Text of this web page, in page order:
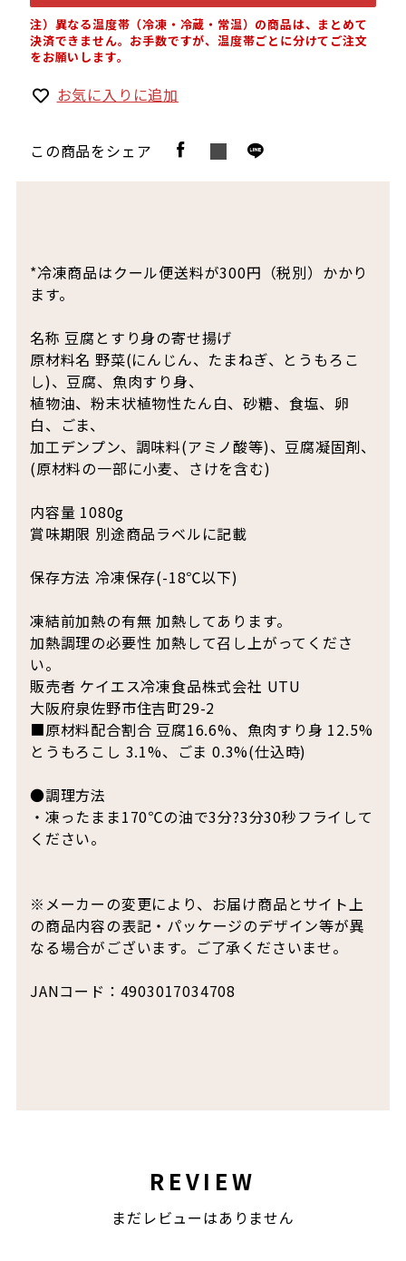
注）異なる温度帯（冷凍・冷蔵・常温）の商品は、まとめて
決済できません。お手数ですが、温度帯ごとに分けてご注文
をお願いします。
お気に入りに追加
この商品をシェア
*冷凍商品はクール便送料が300円（税別）かかり
ます。
名称 豆腐とすり身の寄せ揚げ
原材料名 野菜(にんじん、たまねぎ、とうもろこ
し)、豆腐、魚肉すり身、
植物油、粉末状植物性たん白、砂糖、食塩、卵
白、ごま、
加工デンプン、調味料(アミノ酸等)、豆腐凝固剤、
(原材料の一部に小麦、さけを含む)
内容量 1080g
賞味期限 別途商品ラベルに記載
保存方法 冷凍保存(-18℃以下)
凍結前加熱の有無 加熱してあります。
加熱調理の必要性 加熱して召し上がってくださ
い。
販売者 ケイエス冷凍食品株式会社 UTU
大阪府泉佐野市住吉町29-2
■原材料配合割合 豆腐16.6%、魚肉すり身 12.5%
とうもろこし 3.1%、ごま 0.3%(仕込時)
●調理方法
・凍ったまま170℃の油で3分?3分30秒フライして
ください。
※メーカーの変更により、お届け商品とサイト上
の商品内容の表記・パッケージのデザイン等が異
なる場合がございます。ご了承くださいませ。
JANコード：4903017034708
REVIEW
まだレビューはありません